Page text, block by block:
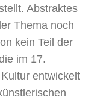
Abstraktes
Thema noch
kein Teil der
im 17.
entwickelt